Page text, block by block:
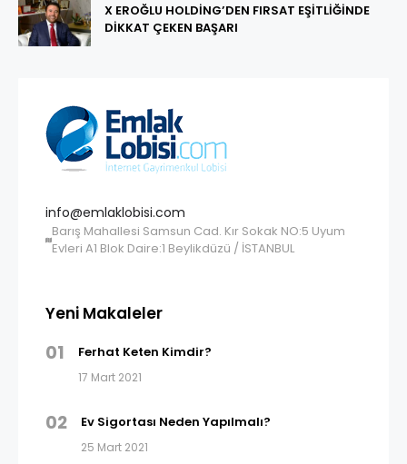
X EROĞLU HOLDİNG’DEN FIRSAT EŞİTLİĞİNDE
DİKKAT ÇEKEN BAŞARI
info@emlaklobisi.com
Barış Mahallesi Samsun Cad. Kır Sokak NO:5 Uyum
Evleri A1 Blok Daire:1 Beylikdüzü / İSTANBUL
Yeni Makaleler
01 Ferhat Keten Kimdir?
17 Mart 2021
02 Ev Sigortası Neden Yapılmalı?
25 Mart 2021